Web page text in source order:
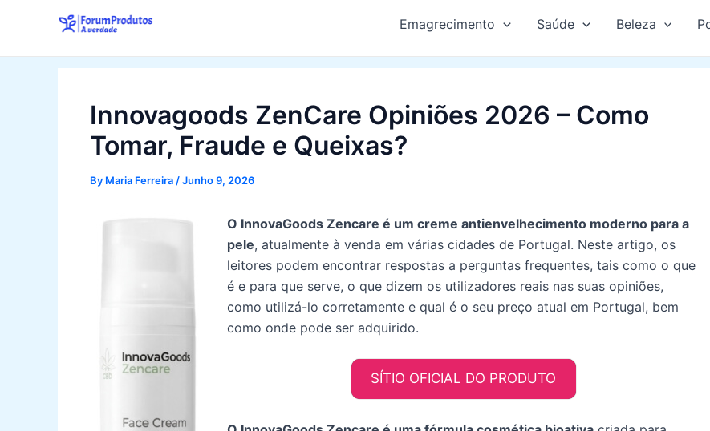
Emagrecimento Saúde Beleza
Innovagoods ZenCare Opiniões 2026 – Como
Tomar, Fraude e Queixas?
By Maria Ferreira /Junho 9, 2026
O InnovaGoods Zencare é um creme antienvelhecimento moderno para a
pele, atualmente à venda em várias cidades de Portugal. Neste artigo, os
leitores podem encontrar respostas a perguntas frequentes, tais como o que
é e para que serve, o que dizem os utilizadores reais nas suas opiniões,
como utilizá-lo corretamente e qual é o seu preço atual em Portugal, bem
como onde pode ser adquirido.
SÍTIO OFICIAL DO PRODUTO